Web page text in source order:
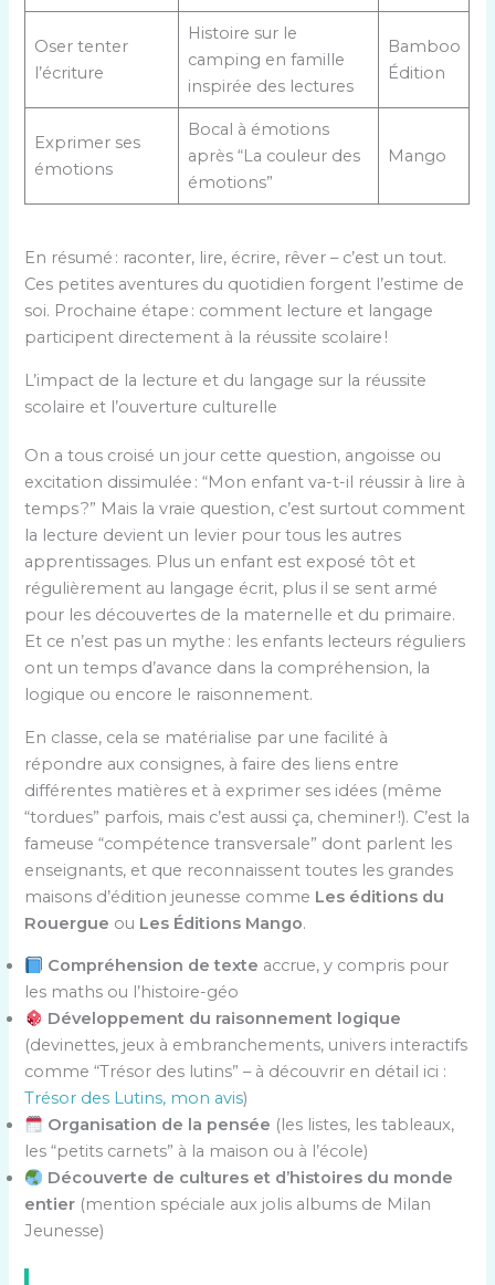
Oser tenter
l’écriture
Histoire sur le
camping en famille
inspirée des lectures
Bamboo
Édition
Exprimer ses
émotions
Bocal à émotions
après “La couleur des
émotions”
Mango
En résumé : raconter, lire, écrire, rêver – c’est un tout.
Ces petites aventures du quotidien forgent l’estime de
soi. Prochaine étape : comment lecture et langage
participent directement à la réussite scolaire !
L’impact de la lecture et du langage sur la réussite
scolaire et l’ouverture culturelle
On a tous croisé un jour cette question, angoisse ou
excitation dissimulée : “Mon enfant va-t-il réussir à lire à
temps ?” Mais la vraie question, c’est surtout comment
la lecture devient un levier pour tous les autres
apprentissages. Plus un enfant est exposé tôt et
régulièrement au langage écrit, plus il se sent armé
pour les découvertes de la maternelle et du primaire.
Et ce n’est pas un mythe : les enfants lecteurs réguliers
ont un temps d’avance dans la compréhension, la
logique ou encore le raisonnement.
En classe, cela se matérialise par une facilité à
répondre aux consignes, à faire des liens entre
différentes matières et à exprimer ses idées (même
“tordues” parfois, mais c’est aussi ça, cheminer !). C’est la
fameuse “compétence transversale” dont parlent les
enseignants, et que reconnaissent toutes les grandes
maisons d’édition jeunesse comme Les éditions du
Rouergue ou Les Éditions Mango.
Compréhension de texte accrue, y compris pour
les maths ou l’histoire-géo
Développement du raisonnement logique
(devinettes, jeux à embranchements, univers interactifs
comme “Trésor des lutins” – à découvrir en détail ici :
Trésor des Lutins, mon avis)
Organisation de la pensée (les listes, les tableaux,
les “petits carnets” à la maison ou à l’école)
Découverte de cultures et d’histoires du monde
entier (mention spéciale aux jolis albums de Milan
Jeunesse)